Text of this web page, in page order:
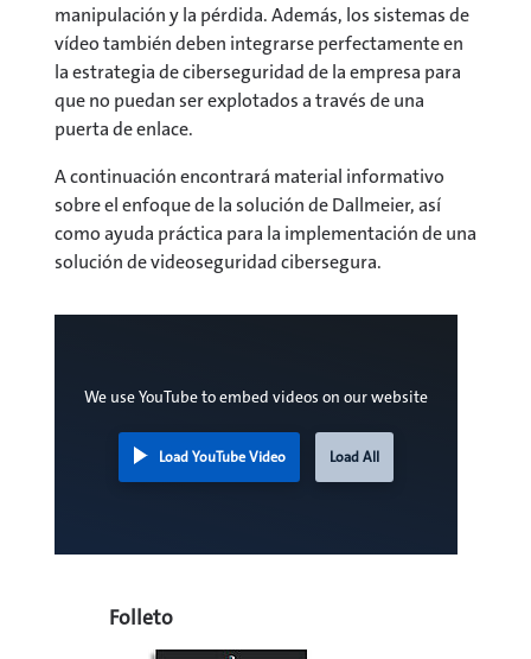
manipulación y la pérdida. Además, los sistemas de
vídeo también deben integrarse perfectamente en
la estrategia de ciberseguridad de la empresa para
que no puedan ser explotados a través de una
puerta de enlace.
A continuación encontrará material informativo
sobre el enfoque de la solución de Dallmeier, así
como ayuda práctica para la implementación de una
solución de videoseguridad cibersegura.
We use YouTube to embed videos on our website
Load YouTube Video Load All
Folleto